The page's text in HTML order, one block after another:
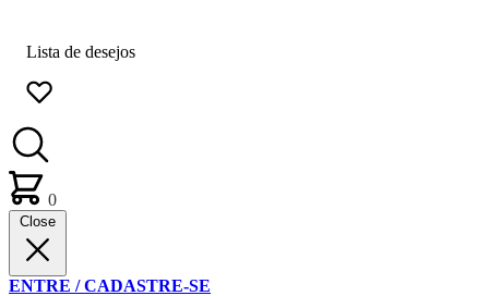
Lista de desejos
0
Close
ENTRE / CADASTRE-SE